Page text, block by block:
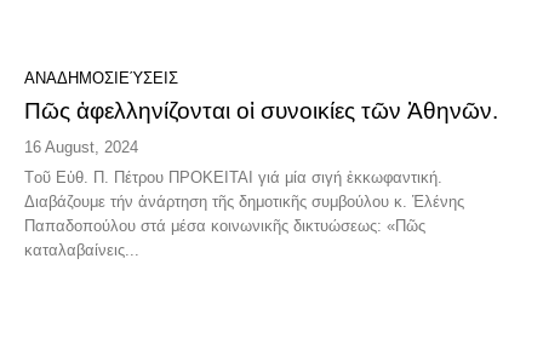
ΑΝΑΔΗΜΟΣΙΕΎΣΕΙΣ
Πῶς ἀφελληνίζονται οἱ συνοικίες τῶν Ἀθηνῶν.
16 August, 2024
Tοῦ Εὐθ. Π. Πέτρου ΠΡΟΚΕΙΤΑΙ γιά μία σιγή ἐκκωφαντική.
Διαβάζουμε τήν ἀνάρτηση τῆς δημοτικῆς συμβούλου κ. Ἑλένης
Παπαδοπούλου στά μέσα κοινωνικῆς δικτυώσεως: «Πῶς
καταλαβαίνεις...